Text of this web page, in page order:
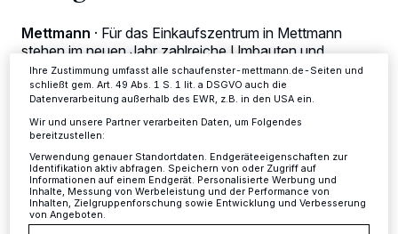
Mettmann · Für das Einkaufszentrum in Mettmann
stehen im neuen Jahr zahlreiche Umbauten und
Verbesserungen an. Was alles geplant ist, zeigt
Centermanagerin Ulrike Kundt beim Bürgerstammtisch
des Bürgervereins Metzkausen am Dienstag, 9. Januar.
03.01.2018 , 13:36 Uhr Eine Minute Lesezeit
ändern oder Ihre Einwilligung zu widerrufen, indem Sie auf den Link
Ihre Einstellungen gelten innerhalb unseres Website. Weitere
Informationen finden Sie in unserer Datenschutzerklärung.
Ihre Zustimmung umfasst alle schaufenster-mettmann.de-Seiten und
schließt gem. Art. 49 Abs. 1 S. 1 lit. a DSGVO auch die
Datenverarbeitung außerhalb des EWR, z.B. in den USA ein.
Wir und unsere Partner verarbeiten Daten, um Folgendes
bereitzustellen:
Verwendung genauer Standortdaten. Endgeräteeigenschaften zur
Identifikation aktiv abfragen. Speichern von oder Zugriff auf
Informationen auf einem Endgerät. Personalisierte Werbung und
Inhalte, Messung von Werbeleistung und der Performance von
Inhalten, Zielgruppenforschung sowie Entwicklung und Verbesserung
von Angeboten.